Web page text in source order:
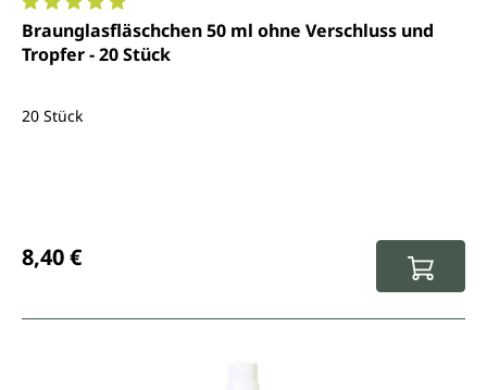
Durchschnittliche Bewertung von 5 von 5 Sternen
Braunglasfläschchen 50 ml ohne Verschluss und
Tropfer - 20 Stück
20 Stück
8,40 €